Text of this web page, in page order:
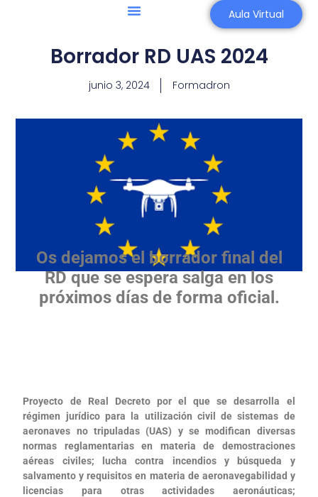
Aula Virtual
Borrador RD UAS 2024
junio 3, 2024 Formadron
Os dejamos el borrador final del
RD que se espera salga en los
próximos días de forma oficial.
Proyecto de Real Decreto por el que se desarrolla el
régimen jurídico para la utilización civil de sistemas de
aeronaves no tripuladas (UAS) y se modifican diversas
normas reglamentarias en materia de demostraciones
aéreas civiles; lucha contra incendios y búsqueda y
salvamento y requisitos en materia de aeronavegabilidad y
licencias para otras actividades aeronáuticas;